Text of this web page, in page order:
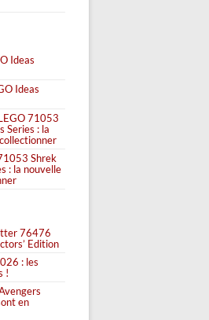
Ideas
Ideas
71053
Series : la
Shrek
: la nouvelle
76476
Edition
: les
!
en